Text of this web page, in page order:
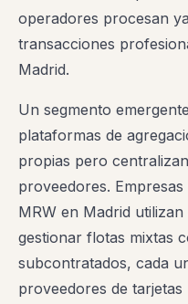
operadores procesan
transacciones
Madrid.
Un segmento
plataformas de
propias pero
proveedores.
MRW en Madrid
gestionar flotas mixtas
subcontratados, cada
proveedores de